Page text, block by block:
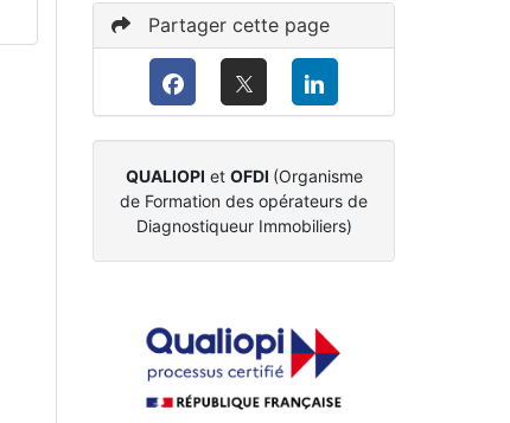
Partager cette page
QUALIOPI et OFDI (Organisme
de Formation des opérateurs de
Diagnostiqueur Immobiliers)